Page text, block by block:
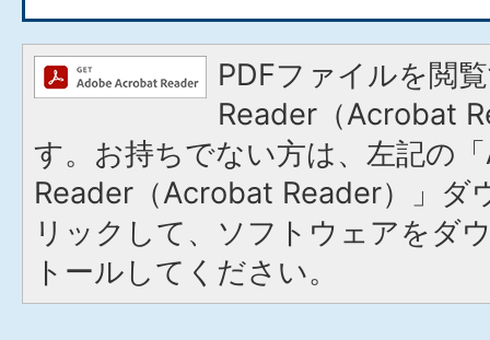
PDFファイルを閲
Reader（Acrobat
す。お持ちでない方は、左記の
Reader（Acrobat Reader）」ダ
リックして、ソフトウェアをダ
トールしてください。